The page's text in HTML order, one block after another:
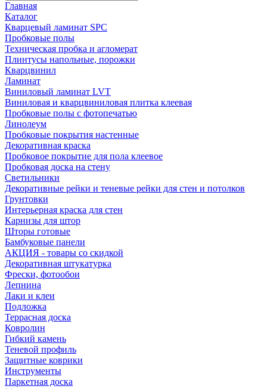
Главная
Каталог
Кварцевый ламинат SPC
Пробковые полы
Техническая пробка и агломерат
Плинтусы напольные, порожки
Кварцвинил
Ламинат
Виниловый ламинат LVT
Виниловая и кварцвиниловая плитка клеевая
Пробковые полы с фотопечатью
Линолеум
Пробковые покрытия настенные
Декоративная краска
Пробковое покрытие для пола клеевое
Пробковая доска на стену
Светильники
Декоративные рейки и теневые рейки для стен и потолков
Грунтовки
Интерьерная краска для стен
Карнизы для штор
Шторы готовые
Бамбуковые панели
АКЦИЯ - товары со скидкой
Декоративная штукатурка
Фрески, фотообои
Лепнина
Лаки и клеи
Подложка
Террасная доска
Ковролин
Гибкий камень
Теневой профиль
Защитные коврики
Инструменты
Паркетная доска